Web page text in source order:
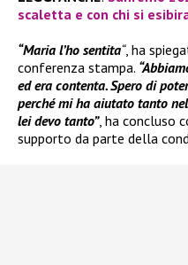
scaletta e con chi si
“Maria l’ho sentita“, ha
conferenza stampa.
ed era contenta. Spero di
perché mi ha aiutato tanto
lei devo tanto”, ha concluso
supporto da parte della